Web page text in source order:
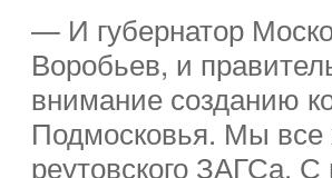
— И губернатор
Воробьев, и
внимание созданию
Подмосковья. Мы
реутовского ЗАГСа.